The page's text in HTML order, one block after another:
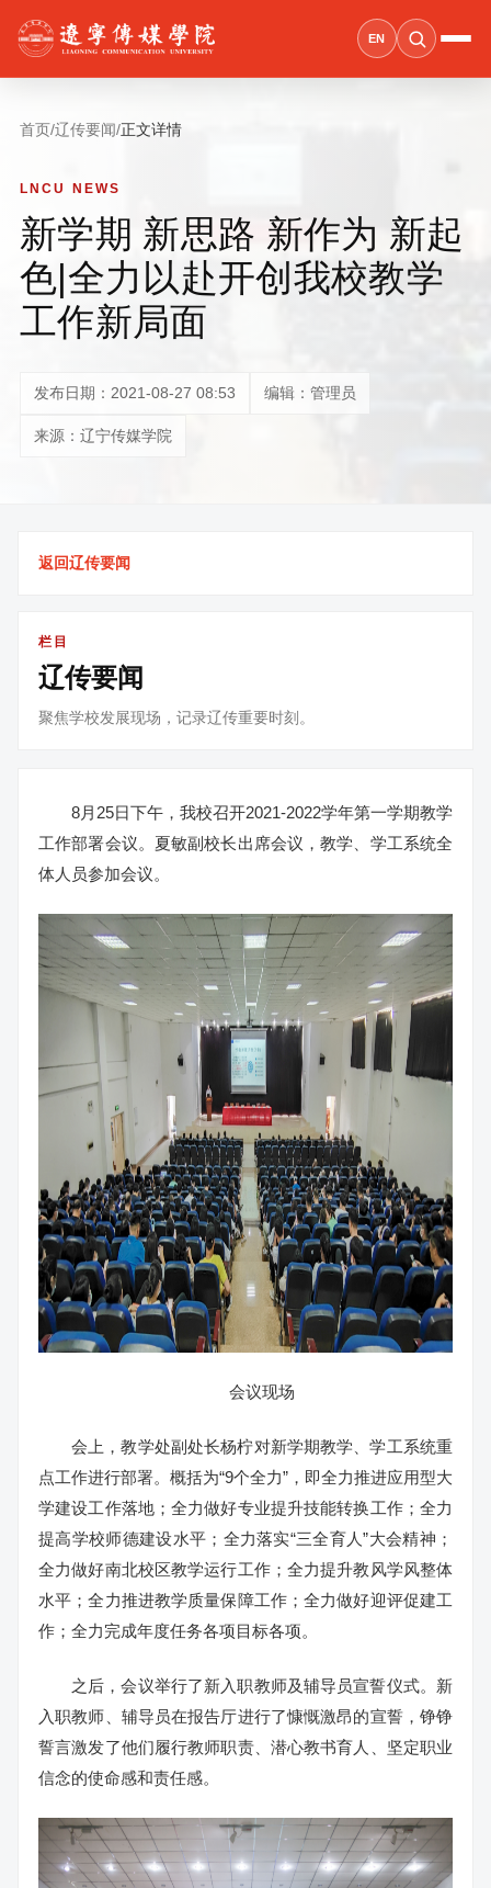
EN
首页/辽传要闻/正文详情
LNCU NEWS
新学期 新思路 新作为 新起
色|全力以赴开创我校教学
工作新局面
发布日期：2021-08-27 08:53 编辑：管理员
来源：辽宁传媒学院
返回辽传要闻
栏目
辽传要闻
聚焦学校发展现场，记录辽传重要时刻。
8月25日下午，我校召开2021-2022学年第一学期教学
工作部署会议。夏敏副校长出席会议，教学、学工系统全
体人员参加会议。
会议现场
会上，教学处副处长杨柠对新学期教学、学工系统重
点工作进行部署。概括为“9个全力”，即全力推进应用型大
学建设工作落地；全力做好专业提升技能转换工作；全力
提高学校师德建设水平；全力落实“三全育人”大会精神；
全力做好南北校区教学运行工作；全力提升教风学风整体
水平；全力推进教学质量保障工作；全力做好迎评促建工
作；全力完成年度任务各项目标各项。
之后，会议举行了新入职教师及辅导员宣誓仪式。新
入职教师、辅导员在报告厅进行了慷慨激昂的宣誓，铮铮
誓言激发了他们履行教师职责、潜心教书育人、坚定职业
信念的使命感和责任感。